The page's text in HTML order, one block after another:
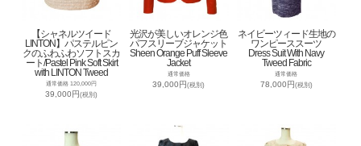
【シャネルツイード
LINTON】パステルピン
クのふわふわソフトスカ
ート/Pastel Pink Soft Skirt
with LINTON Tweed
通常価格 120,000円
39,000円(税別)
光沢が美しいオレンジ色
パフスリーブジャケット
Sheen Orange Puff Sleeve
Jacket
通常価格
39,000円(税別)
ネイビーツィード生地の
ワンピーススーツ
Dress Suit With Navy
Tweed Fabric
通常価格
78,000円(税別)